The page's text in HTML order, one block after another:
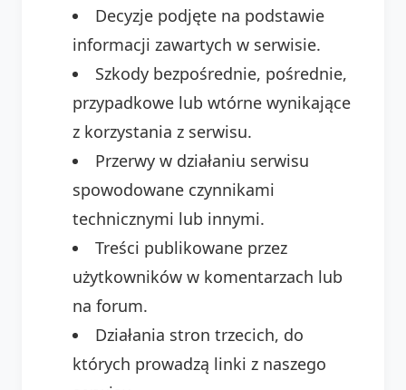
Decyzje podjęte na podstawie
informacji zawartych w serwisie.
Szkody bezpośrednie, pośrednie,
przypadkowe lub wtórne wynikające
z korzystania z serwisu.
Przerwy w działaniu serwisu
spowodowane czynnikami
technicznymi lub innymi.
Treści publikowane przez
użytkowników w komentarzach lub
na forum.
Działania stron trzecich, do
których prowadzą linki z naszego